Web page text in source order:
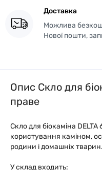
Доставка
Можлива
Нової пошти,
Опис Скло для
праве
Скло для біокаміна
користування каміном,
родини і домашніх тварин.
У склад входить: